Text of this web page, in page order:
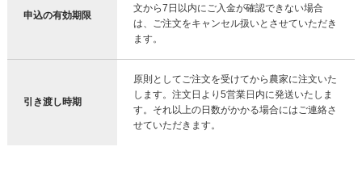
申込の有効期限
文から7日以内にご入金が確認できない場合
は、ご注文をキャンセル扱いとさせていただき
ます。
引き渡し時期
原則としてご注文を受けてから農家に注文いた
します。注文日より5営業日内に発送いたしま
す。それ以上の日数がかかる場合にはご連絡さ
せていただきます。